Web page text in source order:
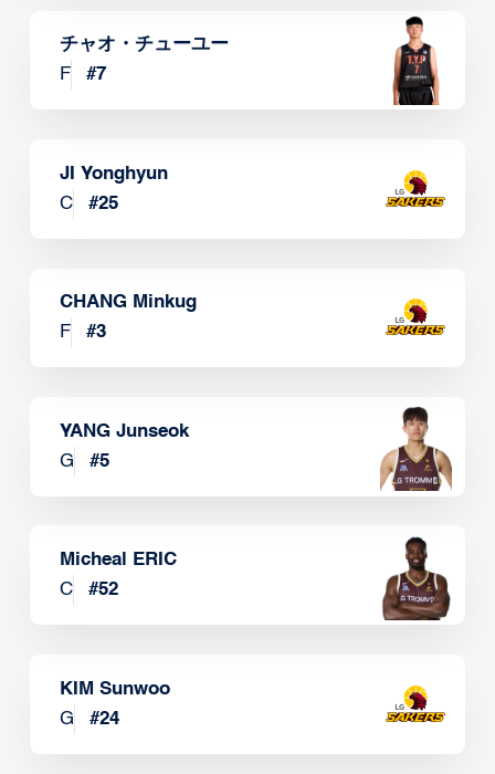
チャオ・チューユー
F
#7
JI Yonghyun
C
#25
CHANG Minkug
F
#3
YANG Junseok
G
#5
Micheal ERIC
C
#52
KIM Sunwoo
G
#24